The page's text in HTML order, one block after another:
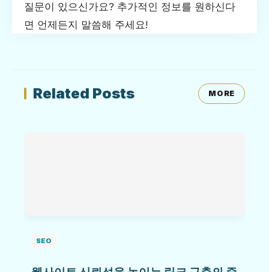
질문이 있으신가요? 추가적인 정보를 원하신다
면 언제든지 말씀해 주세요!
Related Posts MORE
SEO